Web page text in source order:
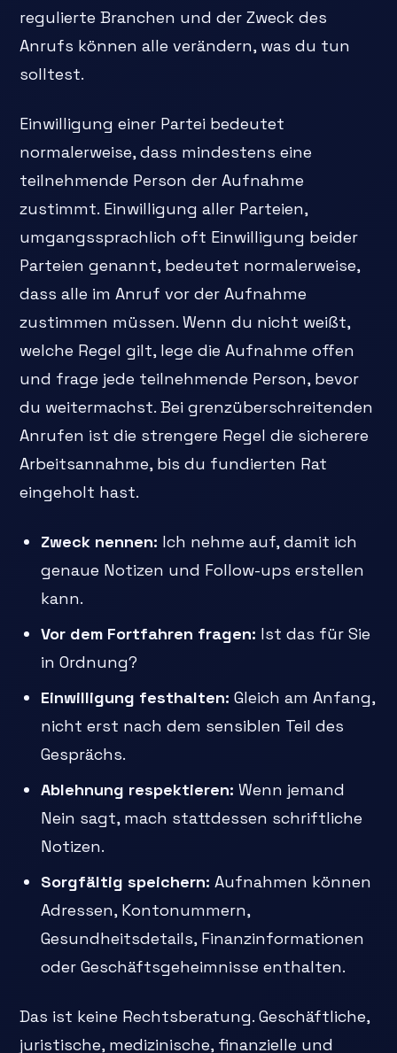
regulierte Branchen und der Zweck des
Anrufs können alle verändern, was du tun
solltest.
Einwilligung einer Partei bedeutet
normalerweise, dass mindestens eine
teilnehmende Person der Aufnahme
zustimmt. Einwilligung aller Parteien,
umgangssprachlich oft Einwilligung beider
Parteien genannt, bedeutet normalerweise,
dass alle im Anruf vor der Aufnahme
zustimmen müssen. Wenn du nicht weißt,
welche Regel gilt, lege die Aufnahme offen
und frage jede teilnehmende Person, bevor
du weitermachst. Bei grenzüberschreitenden
Anrufen ist die strengere Regel die sicherere
Arbeitsannahme, bis du fundierten Rat
eingeholt hast.
Zweck nennen: Ich nehme auf, damit ich
genaue Notizen und Follow-ups erstellen
kann.
Vor dem Fortfahren fragen: Ist das für Sie
in Ordnung?
Einwilligung festhalten: Gleich am Anfang,
nicht erst nach dem sensiblen Teil des
Gesprächs.
Ablehnung respektieren: Wenn jemand
Nein sagt, mach stattdessen schriftliche
Notizen.
Sorgfältig speichern: Aufnahmen können
Adressen, Kontonummern,
Gesundheitsdetails, Finanzinformationen
oder Geschäftsgeheimnisse enthalten.
Das ist keine Rechtsberatung. Geschäftliche,
juristische, medizinische, finanzielle und